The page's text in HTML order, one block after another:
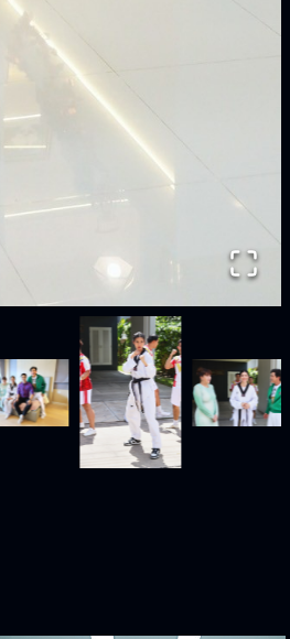
ช่อง 3 ร่วมงานเฉลิมพระเกียรติพระบาท
สมเด็จพระวชิรเกล้าเจ้าอยู่หัว เนื่องใน
โอกาสวันเฉลิมพระชนมพรรษา 74
พรรษา
2026-08-03 11:45:18
ติดตามเราได้ที่
3Plus
3Plus
3Plus
3Plus